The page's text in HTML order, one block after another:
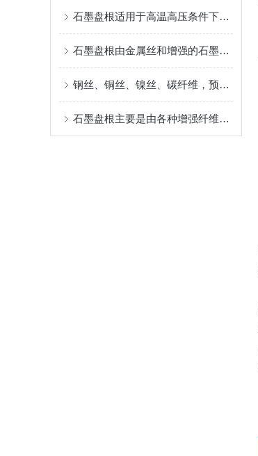
石墨盘根适用于高温高压条件下的密封环境
石墨盘根由金属丝和增强的石墨线为原料精工编织而得
钢丝、铜丝、镍丝、碳纤维，预氧丝、玻璃纱都可做石墨盘根的简金属丝
石墨盘根主要是由各种增强纤维、金属丝等原料制成